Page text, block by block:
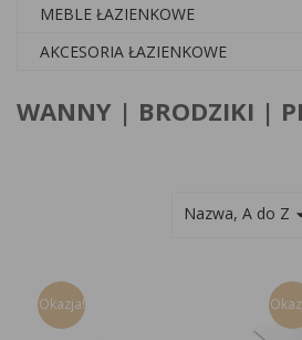
MEBLE ŁAZIENKOWE
AKCESORIA ŁAZIENKOWE
WANNY | BRODZIKI |
Nazwa, A do Z
Okazja!